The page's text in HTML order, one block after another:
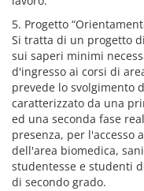
5. Progetto
Si tratta di un progetto
sui saperi minimi
d'ingresso ai corsi di
prevede lo svolgimento
caratterizzato da una
ed una seconda fase
presenza, per l'accesso
dell'area biomedica,
studentesse e studenti
di secondo grado.